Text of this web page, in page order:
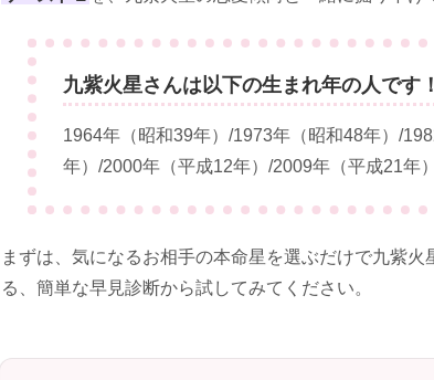
九紫火星さんは以下の生まれ年の人です！
1964年（昭和39年）/1973年（昭和48年）/
年）/2000年（平成12年）/2009年（平成21年
まずは、気になるお相手の本命星を選ぶだけで九紫
る、簡単な早見診断から試してみてください。